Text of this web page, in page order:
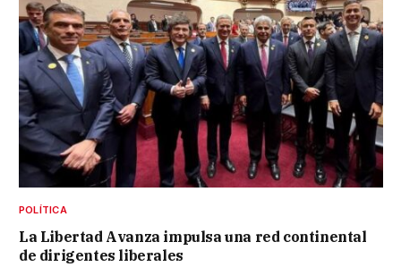
POLÍTICA
La Libertad Avanza impulsa una red continental
de dirigentes liberales